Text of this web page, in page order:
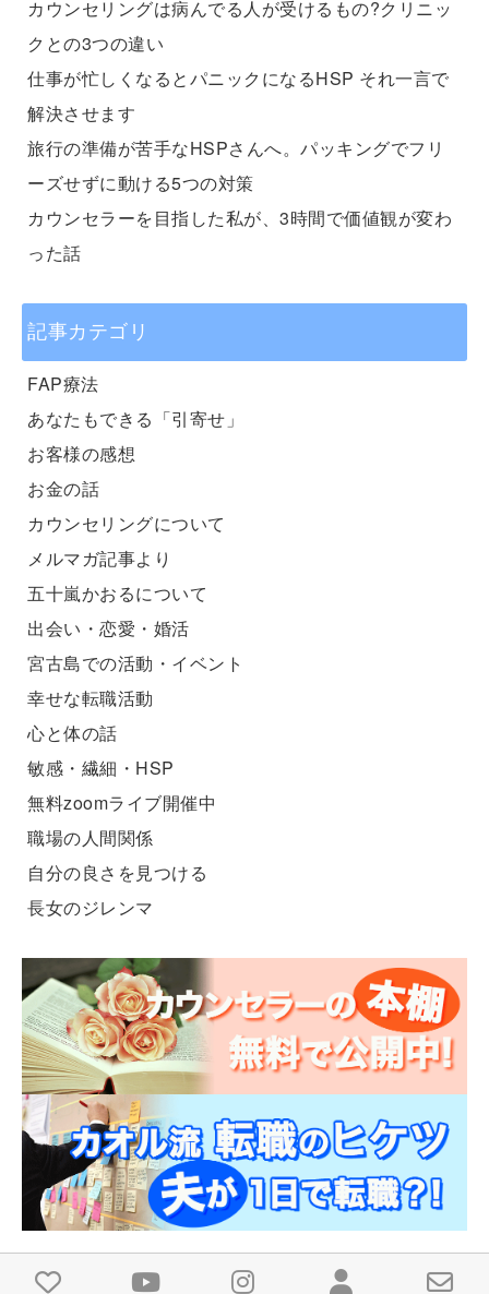
カウンセリングは病んでる人が受けるもの?クリニッ
クとの3つの違い
仕事が忙しくなるとパニックになるHSP それ一言で
解決させます
旅行の準備が苦手なHSPさんへ。パッキングでフリ
ーズせずに動ける5つの対策
カウンセラーを目指した私が、3時間で価値観が変わ
った話
記事カテゴリ
FAP療法
あなたもできる「引寄せ」
お客様の感想
お金の話
カウンセリングについて
メルマガ記事より
五十嵐かおるについて
出会い・恋愛・婚活
宮古島での活動・イベント
幸せな転職活動
心と体の話
敏感・繊細・HSP
無料zoomライブ開催中
職場の人間関係
自分の良さを見つける
長女のジレンマ